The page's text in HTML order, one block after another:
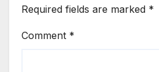
Required fields are marked *
Comment *